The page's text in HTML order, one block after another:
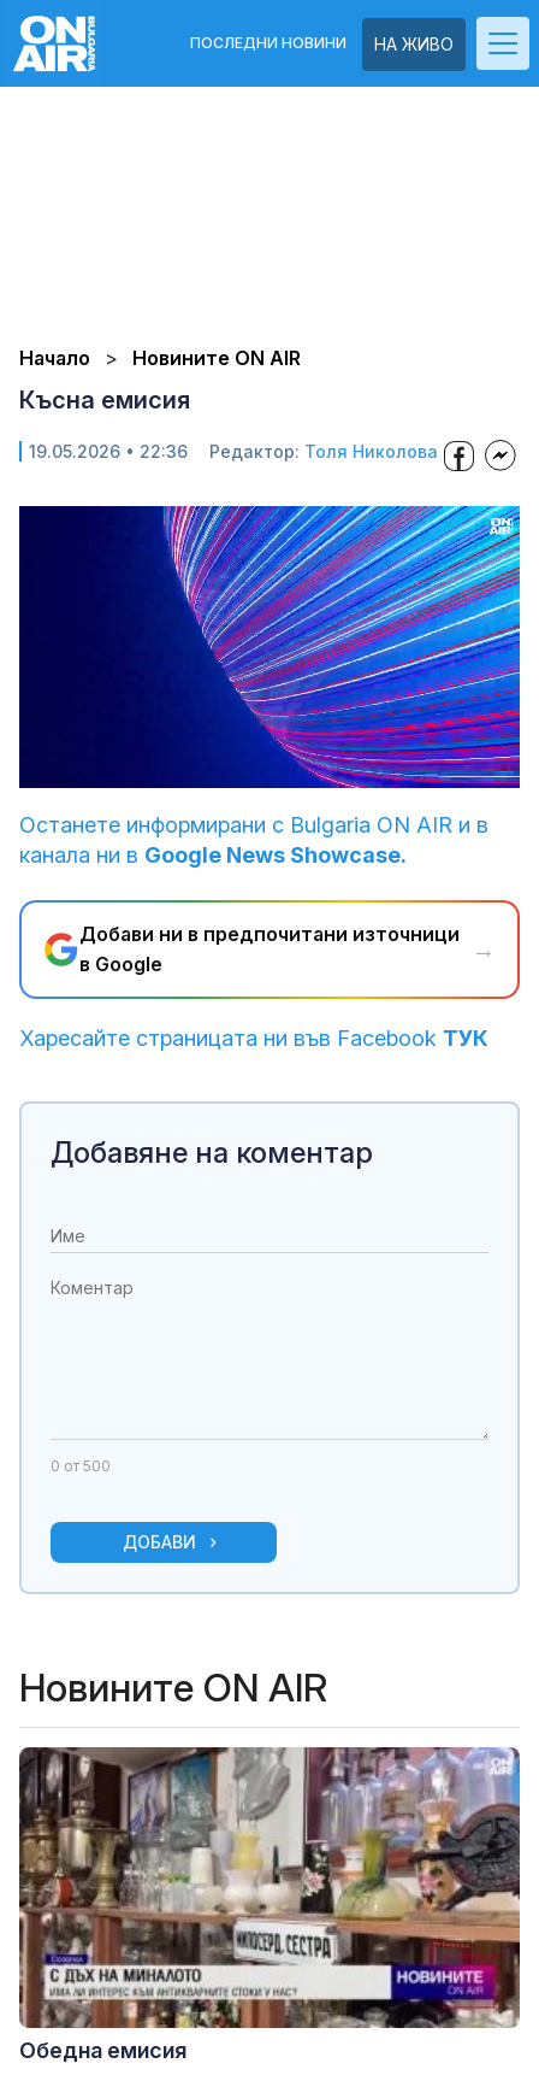
НА ЖИВО
ПОСЛЕДНИ НОВИНИ
Начало Новините ON AIR
Късна емисия
19.05.2026 • 22:36 Редактор: Толя Николова
Останете информирани с Bulgaria ON AIR и в
канала ни в Google News Showcase.
Добави ни в предпочитани източници
в Google
→
Харесайте страницата ни във Facebook ТУК
Добавяне на коментар
0 от 500
ДОБАВИ
Новините ON AIR
Обедна емисия